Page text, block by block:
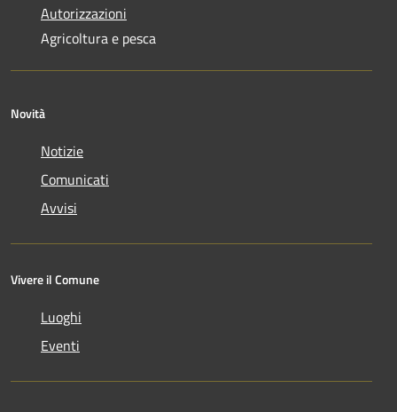
Autorizzazioni
Agricoltura e pesca
Novità
Notizie
Comunicati
Avvisi
Vivere il Comune
Luoghi
Eventi